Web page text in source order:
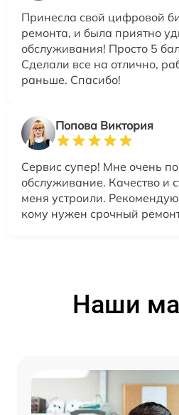
Принесла свой цифровой
ремонта, и была приятно
обслуживания! Просто 5
Сделали все на отлично,
раньше. Спасибо!
Попова Виктория
Сервис супер! Мне очень
обслуживание. Качество и
меня устроили. Рекомендую
кому нужен срочный
Наши